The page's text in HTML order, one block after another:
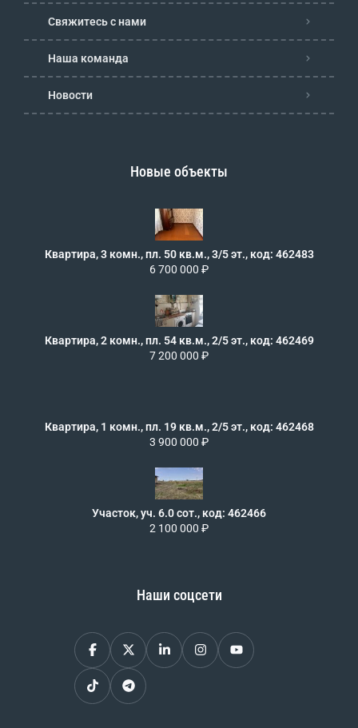
Свяжитесь с нами
Наша команда
Новости
Новые объекты
Квартира, 3 комн., пл. 50 кв.м., 3/5 эт., код: 462483
6 700 000 ₽
Квартира, 2 комн., пл. 54 кв.м., 2/5 эт., код: 462469
7 200 000 ₽
Квартира, 1 комн., пл. 19 кв.м., 2/5 эт., код: 462468
3 900 000 ₽
Участок, уч. 6.0 сот., код: 462466
2 100 000 ₽
Наши соцсети